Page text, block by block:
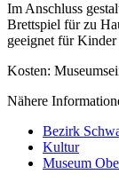
Im Anschluss
Brettspiel für zu
geeignet für Kinder
Kosten:
Nähere
Bezirk
Kultur
Museum